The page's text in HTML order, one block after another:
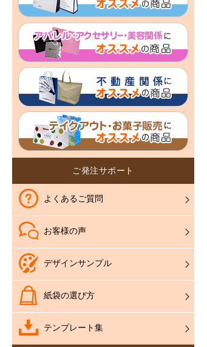
ご発注サポート
よくあるご質問
お客様の声
デザインサンプル
紙袋の選び方
テンプレート集